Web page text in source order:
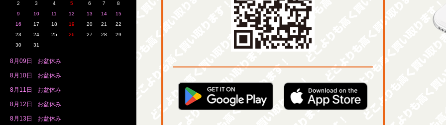
2
3 4 5 6 7
8
9
10 11 12 13 14
15
16
17 18 19 20 21
22
23
24 25 26 27 28
29
30
31
8月 09日 お盆休み
8月 10日 お盆休み
8月 11日 お盆休み
8月 12日 お盆休み
8月 13日 お盆休み